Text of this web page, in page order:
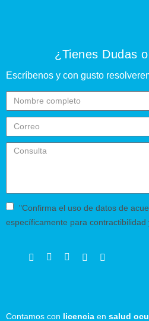
¿Tienes Dudas
Escríbenos y con gusto
"Confirma el uso de datos de
específicamente para
Contamos con licencia en salud